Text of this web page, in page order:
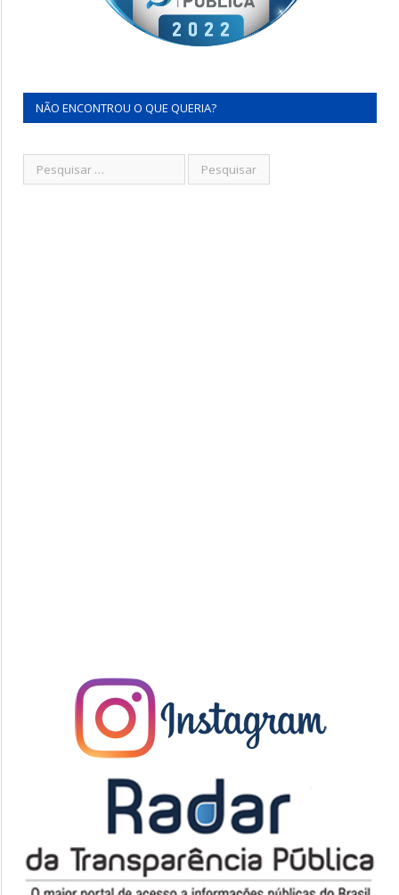
NÃO ENCONTROU O QUE QUERIA?